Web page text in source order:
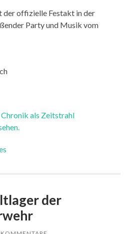
der offizielle Festakt in der
Party und Musik vom
Chronik als Zeitstrahl
der